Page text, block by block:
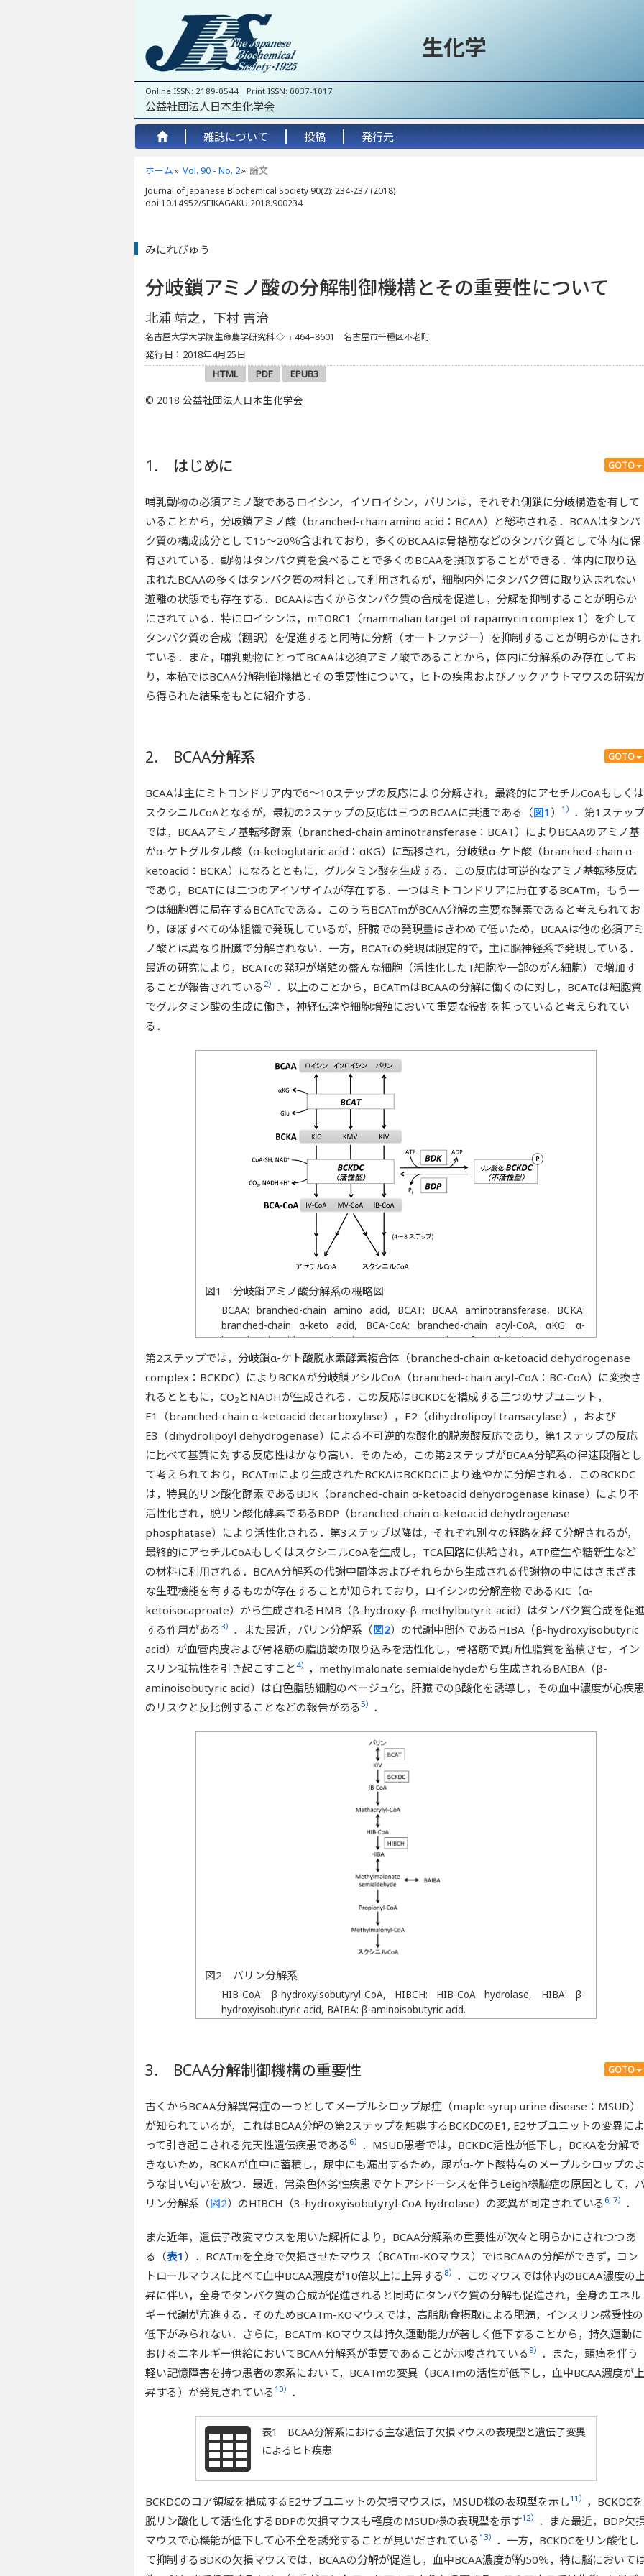
生化学
Online ISSN: 2189-0544 Print ISSN: 0037-1017
公益社団法人日本生化学会
雑誌について 投稿 発行元
ホーム Vol. 90 - No. 2 論文
Journal of Japanese Biochemical Society 90(2): 234-237 (2018)
doi:10.14952/SEIKAGAKU.2018.900234
みにれびゅう
分岐鎖アミノ酸の分解制御機構とその重要性について
北浦 靖之，下村 吉治
名古屋大学大学院生命農学研究科◇ 〒464–8601 名古屋市千種区不老町
発行日：2018年4月25日
HTML
PDF EPUB3
© 2018 公益社団法人日本生化学会
GOTO
1. はじめに
哺乳動物の必須アミノ酸であるロイシン，イソロイシン，バリンは，それぞれ側鎖に分岐構造を有して
いることから，分岐鎖アミノ酸（branched-chain amino acid：BCAA）と総称される．BCAAはタンパ
ク質の構成成分として15～20％含まれており，多くのBCAAは骨格筋などのタンパク質として体内に保
有されている．動物はタンパク質を食べることで多くのBCAAを摂取することができる．体内に取り込
まれたBCAAの多くはタンパク質の材料として利用されるが，細胞内外にタンパク質に取り込まれない
遊離の状態でも存在する．BCAAは古くからタンパク質の合成を促進し，分解を抑制することが明らか
にされている．特にロイシンは，mTORC1（mammalian target of rapamycin complex 1）を介して
タンパク質の合成（翻訳）を促進すると同時に分解（オートファジー）を抑制することが明らかにされ
ている．また，哺乳動物にとってBCAAは必須アミノ酸であることから，体内に分解系のみ存在してお
り，本稿ではBCAA分解制御機構とその重要性について，ヒトの疾患およびノックアウトマウスの研究
ら得られた結果をもとに紹介する．
GOTO
2. BCAA分解系
BCAAは主にミトコンドリア内で6～10ステップの反応により分解され，最終的にアセチルCoAもしくは
スクシニルCoAとなるが，最初の2ステップの反応は三つのBCAAに共通である（図1 ） 1） ．第1ステップ
では，BCAAアミノ基転移酵素（branched-chain aminotransferase：BCAT）によりBCAAのアミノ基
がα-ケトグルタル酸（α-ketoglutaric acid：αKG）に転移され，分岐鎖α-ケト酸（branched-chain α-
ketoacid：BCKA）になるとともに，グルタミン酸を生成する．この反応は可逆的なアミノ基転移反応
であり，BCATには二つのアイソザイムが存在する．一つはミトコンドリアに局在するBCATm，もう一
つは細胞質に局在するBCATcである．このうちBCATmがBCAA分解の主要な酵素であると考えられてお
り，ほぼすべての体組織で発現しているが，肝臓での発現量はきわめて低いため，BCAAは他の必須アミ
ノ酸とは異なり肝臓で分解されない．一方，BCATcの発現は限定的で，主に脳神経系で発現している．
最近の研究により，BCATcの発現が増殖の盛んな細胞（活性化したT細胞や一部のがん細胞）で増加す
ることが報告されている 2） ．以上のことから，BCATmはBCAAの分解に働くのに対し，BCATcは細胞質
でグルタミン酸の生成に働き，神経伝達や細胞増殖において重要な役割を担っていると考えられてい
る．
図1 分岐鎖アミノ酸分解系の概略図
BCAA: branched-chain amino acid, BCAT: BCAA aminotransferase, BCKA:
branched-chain α-keto acid, BCA-CoA: branched-chain acyl-CoA, αKG: α-
ketoglutaric acid, KIC: α-ketoisocaproate, KMV: α-keto-β-methylvalerate, KIV: α-
ketoisovalerate, BCKDC: BCKA dehydrogenase complex, BDK: BCKDC kinase,
BDP: BCKDC phosphatase, IV-CoA: isovaleryl-CoA, MB-CoA: α-methylbutyryl-
CoA, IB-CoA: isobutyryl-CoA.
第2ステップでは，分岐鎖α-ケト酸脱水素酵素複合体（branched-chain α-ketoacid dehydrogenase
complex：BCKDC）によりBCKAが分岐鎖アシルCoA（branched-chain acyl-CoA：BC-CoA）に変換さ
れるとともに，CO2 とNADHが生成される．この反応はBCKDCを構成する三つのサブユニット，
E1（branched-chain α-ketoacid decarboxylase），E2（dihydrolipoyl transacylase），および
E3（dihydrolipoyl dehydrogenase）による不可逆的な酸化的脱炭酸反応であり，第1ステップの反応
に比べて基質に対する反応性はかなり高い．そのため，この第2ステップがBCAA分解系の律速段階とし
て考えられており，BCATmにより生成されたBCKAはBCKDCにより速やかに分解される．このBCKDC
は，特異的リン酸化酵素であるBDK（branched-chain α-ketoacid dehydrogenase kinase）により不
活性化され，脱リン酸化酵素であるBDP（branched-chain α-ketoacid dehydrogenase
phosphatase）により活性化される．第3ステップ以降は，それぞれ別々の経路を経て分解されるが，
最終的にアセチルCoAもしくはスクシニルCoAを生成し，TCA回路に供給され，ATP産生や糖新生など
の材料に利用される．BCAA分解系の代謝中間体およびそれらから生成される代謝物の中にはさまざま
な生理機能を有するものが存在することが知られており，ロイシンの分解産物であるKIC（α-
ketoisocaproate）から生成されるHMB（β-hydroxy-β-methylbutyric acid）はタンパク質合成を促
する作用がある 3） ．また最近，バリン分解系（図2）の代謝中間体であるHIBA（β-hydroxyisobutyric
acid）が血管内皮および骨格筋の脂肪酸の取り込みを活性化し，骨格筋で異所性脂質を蓄積させ，イン
スリン抵抗性を引き起こすこと4） ，methylmalonate semialdehydeから生成されるBAIBA（β-
aminoisobutyric acid）は白色脂肪細胞のベージュ化，肝臓でのβ酸化を誘導し，その血中濃度が心疾患
のリスクと反比例することなどの報告がある 5） ．
図2 バリン分解系
HIB-CoA: β-hydroxyisobutyryl-CoA, HIBCH: HIB-CoA hydrolase, HIBA: β-
hydroxyisobutyric acid, BAIBA: β-aminoisobutyric acid.
GOTO
3. BCAA分解制御機構の重要性
古くからBCAA分解異常症の一つとしてメープルシロップ尿症（maple syrup urine disease：MSUD）
が知られているが，これはBCAA分解の第2ステップを触媒するBCKDCのE1, E2サブユニットの変異によ
って引き起こされる先天性遺伝疾患である 6） ．MSUD患者では，BCKDC活性が低下し，BCKAを分解で
きないため，BCKAが血中に蓄積し，尿中にも漏出するため，尿がα-ケト酸特有のメープルシロップの
うな甘い匂いを放つ．最近，常染色体劣性疾患でケトアシドーシスを伴うLeigh様脳症の原因として，
リン分解系（図2）のHIBCH（3-hydroxyisobutyryl-CoA hydrolase）の変異が同定されている 6, 7） ．
また近年，遺伝子改変マウスを用いた解析により，BCAA分解系の重要性が次々と明らかにされつつあ
る（表1 ）．BCATmを全身で欠損させたマウス（BCATm-KOマウス）ではBCAAの分解ができず，コン
トロールマウスに比べて血中BCAA濃度が10倍以上に上昇する 8） ．このマウスでは体内のBCAA濃度の
昇に伴い，全身でタンパク質の合成が促進されると同時にタンパク質の分解も促進され，全身のエネル
ギー代謝が亢進する．そのためBCATm-KOマウスでは，高脂肪食摂取による肥満，インスリン感受性の
低下がみられない．さらに，BCATm-KOマウスは持久運動能力が著しく低下することから，持久運動に
おけるエネルギー供給においてBCAA分解系が重要であることが示唆されている 9） ．また，頭痛を伴う
軽い記憶障害を持つ患者の家系において，BCATmの変異（BCATmの活性が低下し，血中BCAA濃度が上
昇する）が発見されている 10） ．
表1 BCAA分解系における主な遺伝子欠損マウスの表現型と遺伝子変異
によるヒト疾患
BCKDCのコア領域を構成するE2サブユニットの欠損マウスは，MSUD様の表現型を示し11） ，BCKDCを
脱リン酸化して活性化するBDPの欠損マウスも軽度のMSUD様の表現型を示す12） ．また最近，BDP欠
マウスで心機能が低下して心不全を誘発することが見いだされている 13） ．一方，BCKDCをリン酸化し
て抑制するBDKの欠損マウスでは，BCAAの分解が促進し，血中BCAA濃度が約50％，特に脳において